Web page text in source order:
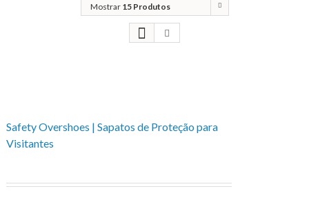
Mostrar 15 Produtos
Safety Overshoes | Sapatos de Proteção para
Visitantes